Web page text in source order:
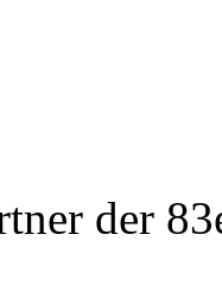
der